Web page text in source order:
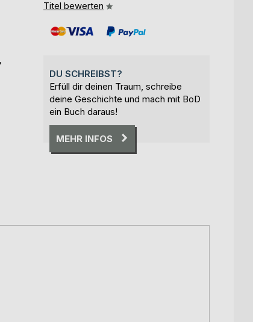
Titel bewerten
DU SCHREIBST?
Erfüll dir deinen Traum, schreibe
deine Geschichte und mach mit BoD
ein Buch daraus!
MEHR INFOS